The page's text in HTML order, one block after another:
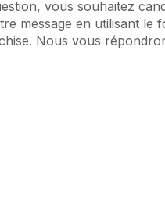
vous souhaitez
message en utilisant le
Nous vous